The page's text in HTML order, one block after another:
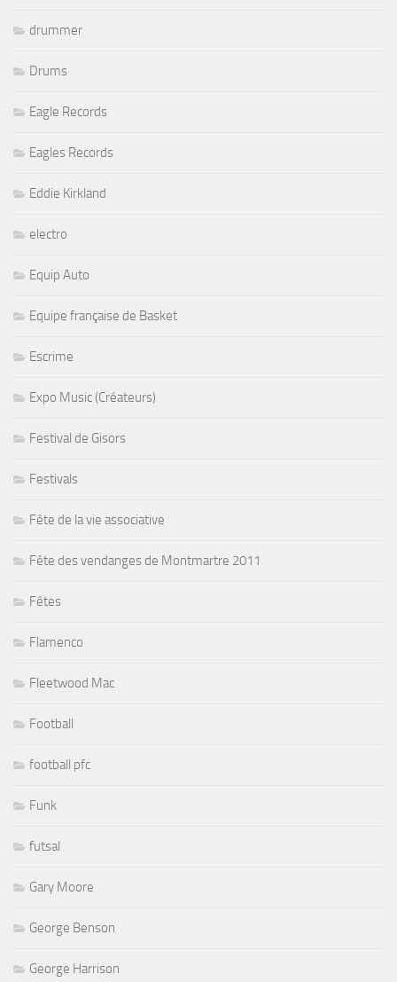
drummer
Drums
Eagle Records
Eagles Records
Eddie Kirkland
electro
Equip Auto
Equipe française de Basket
Escrime
Expo Music (Créateurs)
Festival de Gisors
Festivals
Fête de la vie associative
Fête des vendanges de Montmartre 2011
Fêtes
Flamenco
Fleetwood Mac
Football
football pfc
Funk
futsal
Gary Moore
George Benson
George Harrison